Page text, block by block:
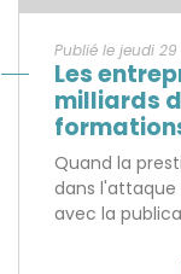
Publié le jeudi
Les
milliards
Quand la
dans l'attaque
avec la